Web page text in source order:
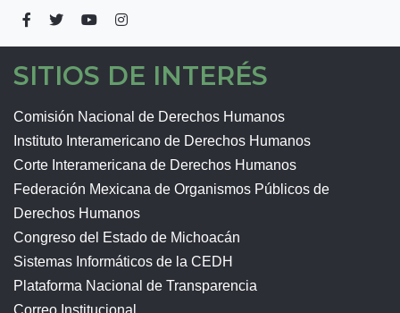
SITIOS DE INTERÉS
Comisión Nacional de Derechos Humanos
Instituto Interamericano de Derechos Humanos
Corte Interamericana de Derechos Humanos
Federación Mexicana de Organismos Públicos de
Derechos Humanos
Congreso del Estado de Michoacán
Sistemas Informáticos de la CEDH
Plataforma Nacional de Transparencia
Correo Institucional